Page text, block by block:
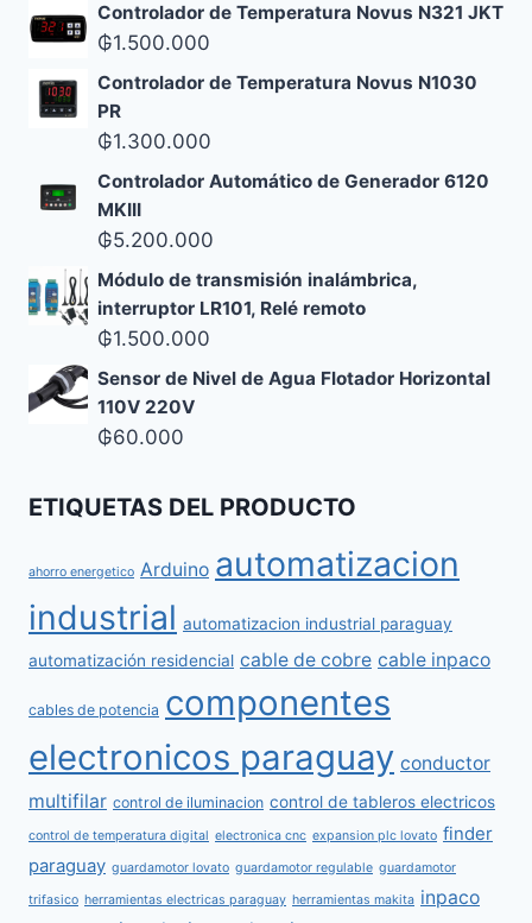
Controlador de Temperatura Novus N321 JKT
₲1.500.000
Controlador de Temperatura Novus N1030
PR
₲1.300.000
Controlador Automático de Generador 6120
MKIII
₲5.200.000
Módulo de transmisión inalámbrica,
interruptor LR101, Relé remoto
₲1.500.000
Sensor de Nivel de Agua Flotador Horizontal
110V 220V
₲60.000
ETIQUETAS DEL PRODUCTO
ahorro energetico Arduino automatizacion
industrial automatizacion industrial paraguay
automatización residencial cable de cobre cable inpaco
cables de potencia componentes
electronicos paraguay conductor
multifilar control de iluminacion control de tableros electricos
control de temperatura digital electronica cnc expansion plc lovato finder
paraguay guardamotor lovato guardamotor regulable guardamotor
trifasico herramientas electricas paraguay herramientas makita inpaco